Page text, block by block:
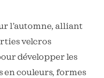
€
l’automne, alliant
velcros
développer les
en couleurs, formes